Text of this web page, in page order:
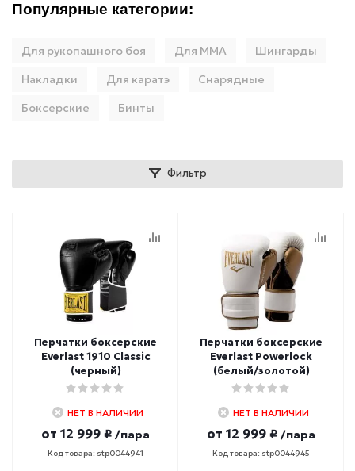
Популярные категории:
Для рукопашного боя Для ММА
Шингарды
Накладки
Для каратэ
Снарядные
Боксерские
Бинты
Фильтр
Перчатки боксерские
Everlast 1910 Classic
(черный)
НЕТ В НАЛИЧИИ
от 12 999 ₽ /пара
Код товара: stp0044941
Перчатки боксерские
Everlast Powerlock
(белый/золотой)
НЕТ В НАЛИЧИИ
от 12 999 ₽ /пара
Код товара: stp0044945